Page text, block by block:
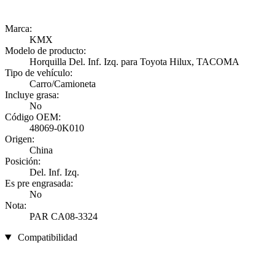
Marca:
KMX
Modelo de producto:
Horquilla Del. Inf. Izq. para Toyota Hilux, TACOMA
Tipo de vehículo:
Carro/Camioneta
Incluye grasa:
No
Código OEM:
48069-0K010
Origen:
China
Posición:
Del. Inf. Izq.
Es pre engrasada:
No
Nota:
PAR CA08-3324
Compatibilidad